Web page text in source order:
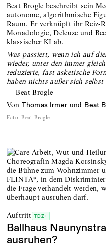
Beat Brogle beschreibt sein
autonome, algorithmische
Raum. Er verknüpft ihr Reiz-
Monadologie, Deleuze und
klassischer KI ab.
Was passiert, wenn ich auf
wieder, unter den immer
reduzierte, fast asketische
haben nichts außer sich selbst
—Beat Brogle
von Thomas Irmer und Beat
Foto: Beat Brogle
Auftritt TDZ+
Ballhaus
ausruhen?